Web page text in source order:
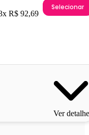
R$ 92,69
Selecionar
Ver